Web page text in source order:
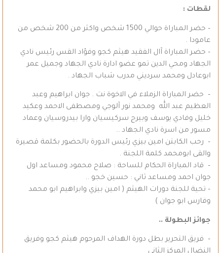
لقطات :
– حضر المباراة حوالي 1500 شخص واكثر من 200 شخص من
عامودا .
– حضر المباراة آال الفقيد هيثم كجو وفؤاد القس رئيس نادي
الجهاد ومحي الدين تمو عضو ادارة نادي الجهاد وجميل عمر
ابوعادل ومحمد سرديني مدرب شباب الجهاد .
– حضر المباراة الزملاء في الاخوة نت . جوان ابراهيم وعبد
العظيم عبد الله ومحمد نور آلوجي ومصطفى الاحمد وعكيد
خليل وفادي يوسف وبيرج سركيسيان وارا بيدروسيان وعماد
مسور من اسرة نادي الجهاد ..
– رحب الكابتن امين بيزي رئيس الدورة بالحضور بكلمة قصيرة
والقى ابومحمد كلمة اللجنة .
– قاد المباراة الحكام للساحة : صلاح محمود ومساعد اول
جوان احمد ومساعد ثاني : حسين خجو ..
– تحية للجنة دورات الهيثم ( امين بيزي وابراهيم ابو محمد
وفارس ابو جوان )
جوائز البطولة ..
– فريق التحرير بطل دورة الهداف المرحوم هيثم كجو وفريق